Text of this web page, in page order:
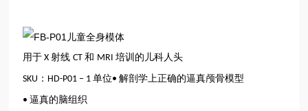
用于 X射线CT和 MRI培训的儿科人头
SKU ： HD-P01 – 1单位•解剖学上正确的逼真颅骨模型
•逼真的脑组织